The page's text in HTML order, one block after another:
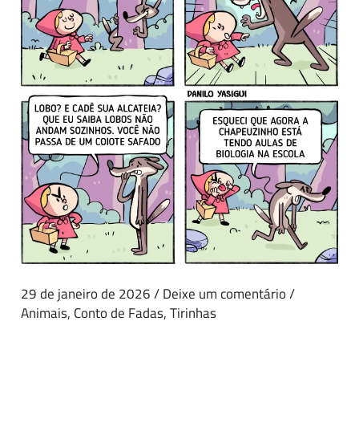
29 de janeiro de 2026/Deixe um comentário/
Animais,Conto de Fadas,Tirinhas